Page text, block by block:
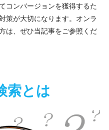
コンバージョンを獲得するた
策が大切になります。オンラ
は、ぜひ当記事をご参照くだ
索とは